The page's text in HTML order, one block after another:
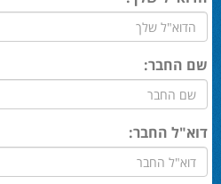
שם החבר:
דוא"ל החבר: